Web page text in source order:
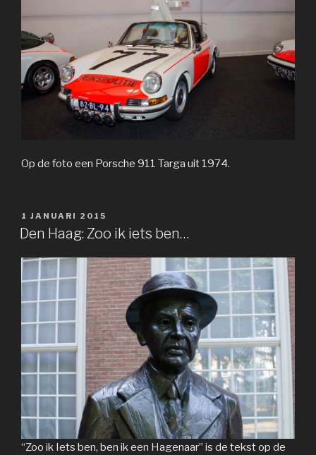
Op de foto een Porsche 911 Targa uit 1974.
GEPLAATST
OP
1 JANUARI 2015
Den Haag: Zoo ik iets ben…
“Zoo ik Iets ben, ben ik een Hagenaar” is de tekst op de